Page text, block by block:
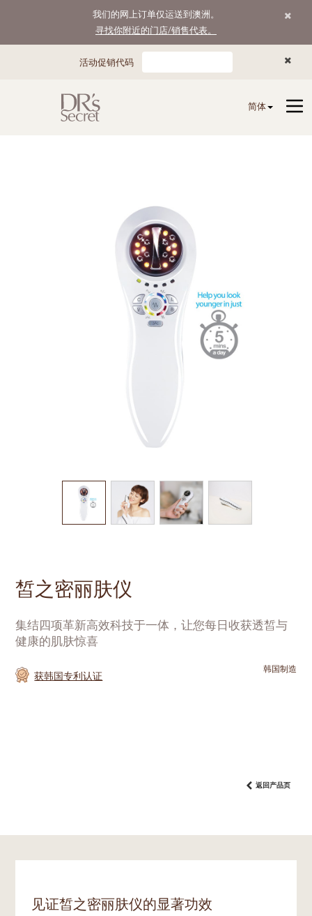
我们的网上订单仅运送到澳洲。
寻找你附近的门店/销售代表。
活动促销代码
简体
皙之密丽肤仪
集结四项革新高效科技于一体，让您每日收获透皙与
健康的肌肤惊喜
韩国制造
获韩国专利认证
返回产品页
见证皙之密丽肤仪的显著功效